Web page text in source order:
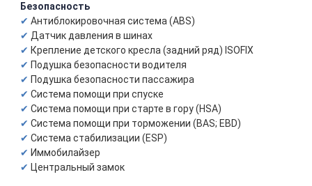
Безопасность
Антиблокировочная система (ABS)
Датчик давления в шинах
Крепление детского кресла (задний ряд) ISOFIX
Подушка безопасности водителя
Подушка безопасности пассажира
Система помощи при спуске
Система помощи при старте в гору (HSA)
Система помощи при торможении (BAS; EBD)
Система стабилизации (ESP)
Иммобилайзер
Центральный замок